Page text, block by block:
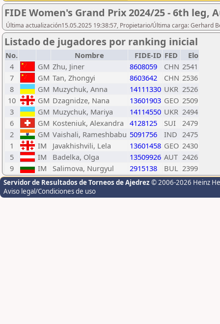
FIDE Women's Grand Prix 2024/25 - 6th leg,
Última actualización15.05.2025 19:38:57, Propietario/Última carga: Gerhard
Listado de jugadores por ranking inicial
No. Nombre FIDE-ID FED
Elo
4
GM Zhu, Jiner 8608059 CHN 2541
7
GM Tan, Zhongyi 8603642 CHN 2536
8
GM Muzychuk, Anna 14111330 UKR 2526
10
GM Dzagnidze, Nana 13601903 GEO 2509
3
GM Muzychuk, Mariya 14114550 UKR 2494
6
GM Kosteniuk, Alexandra 4128125 SUI
2479
2
GM Vaishali, Rameshbabu 5091756 IND 2475
1
IM Javakhishvili, Lela 13601458 GEO 2430
5
IM Badelka, Olga 13509926 AUT 2426
9
IM Salimova, Nurgyul 2915138 BUL 2399
Servidor de Resultados de Torneos de Ajedrez © 2006-2026 Heinz
Aviso legal/Condiciones de uso